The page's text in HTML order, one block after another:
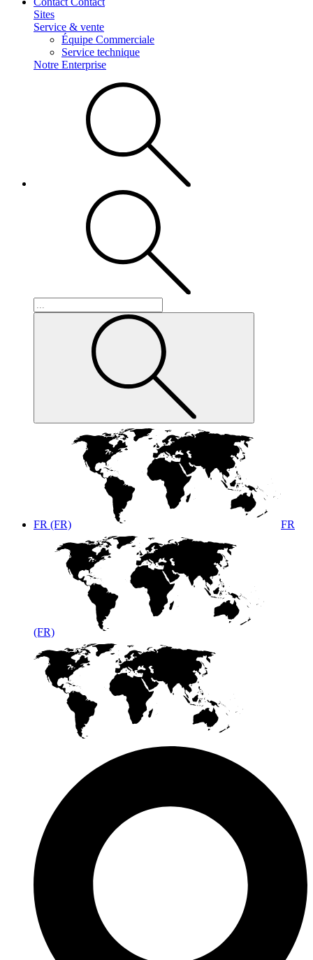
Sites
Service & vente
Équipe Commerciale
Service technique
Notre Enterprise
FR (FR) FR
(FR)